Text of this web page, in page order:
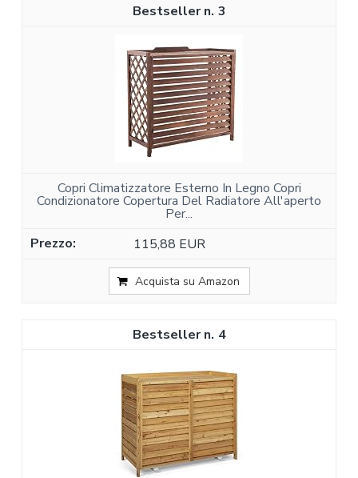
3
Copri Climatizzatore Esterno In Legno Copri
Condizionatore Copertura Del Radiatore All'aperto
Per...
115,88 EUR
Acquista su Amazon
4